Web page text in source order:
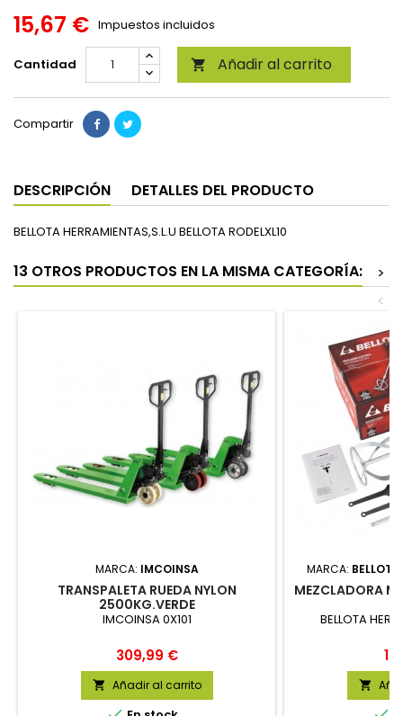
15,67 € Impuestos incluidos
Cantidad  Añadir al carrito
Compartir
DESCRIPCIÓN DETALLES DEL PRODUCTO
BELLOTA HERRAMIENTAS,S.L.U BELLOTA RODELXL10
13 OTROS PRODUCTOS EN LA MISMA CATEGORÍA:
>
<
MARCA: IMCOINSA
TRANSPALETA RUEDA NYLON
2500KG.VERDE
IMCOINSA 0X101
Precio
309,99 €
 Añadir al carrito
MARCA:
MEZCLADORA
BELLOTA
